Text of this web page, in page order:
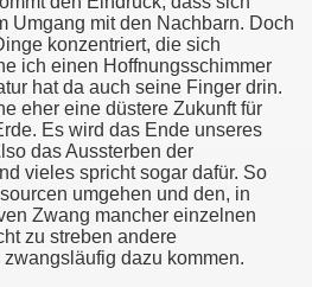
Umgang mit den Nachbarn. Doch
konzentriert, die sich
ich einen Hoffnungsschimmer
hat da auch seine Finger drin.
eher eine düstere Zukunft für
Es wird das Ende unseres
das Aussterben der
vieles spricht sogar dafür. So
umgehen und den, in
Zwang mancher einzelnen
zu streben andere
dazu kommen.